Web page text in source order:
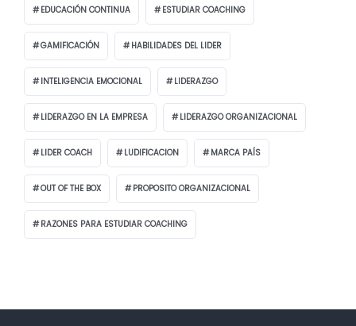
EDUCACIÓN CONTINUA ESTUDIAR COACHING
GAMIFICACIÓN HABILIDADES DEL LIDER
INTELIGENCIA EMOCIONAL LIDERAZGO
LIDERAZGO EN LA EMPRESA LIDERAZGO ORGANIZACIONAL
LIDER COACH LUDIFICACION MARCA PAÍS
OUT OF THE BOX PROPOSITO ORGANIZACIONAL
RAZONES PARA ESTUDIAR COACHING